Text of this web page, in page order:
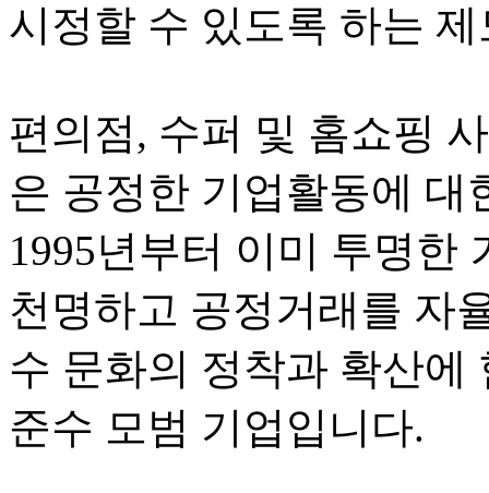
시정할 수 있도록 하는
편의점, 수퍼 및 홈쇼핑
은 공정한 기업활동에 대
1995년부터 이미 투명한
천명하고 공정거래를 자
수 문화의 정착과 확산에
준수 모범 기업입니다.